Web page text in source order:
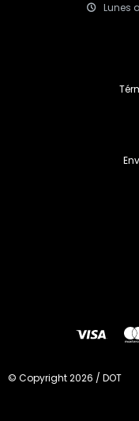
Lunes
© Copyright 2026 / DOT